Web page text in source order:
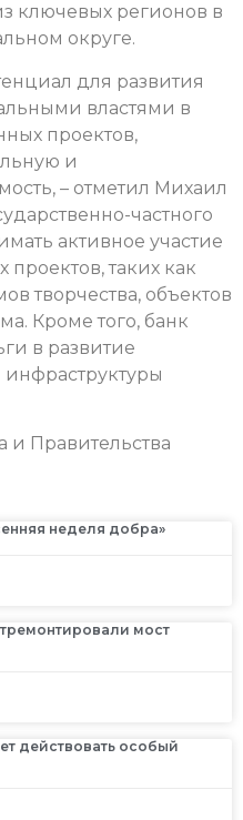
ключевых регионов в
округе.
для развития
властями в
проектов,
и
– отметил Михаил
частного
активное участие
таких как
творчества, объектов
Кроме того, банк
в развитие
и Правительства
неделя добра»
мост
действовать особый